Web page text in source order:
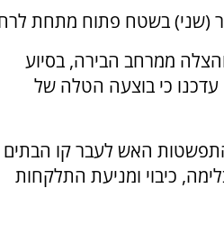
(שני) בשטח פתוח מתחת
כיבוי והצלה ממרחב הבירה, בסיוע
עדכנו כי בוצעה הטלה של
האש לעבר קו הבתים
כיבוי ומניעת התלקחות